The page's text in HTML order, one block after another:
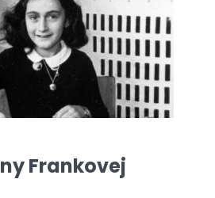
Frankovej